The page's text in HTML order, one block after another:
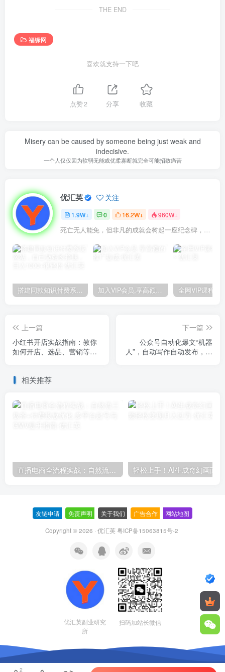
THE END
福缘网
喜欢就支持一下吧
点赞2 分享 收藏
Misery can be caused by someone being just weak and
indecisive.
一个人仅仅因为软弱无能或优柔寡断就完全可能招致痛苦
优汇英 关注
1.9W+ 0 16.2W+ 960W+
死亡无人能免，但非凡的成就会树起一座纪念碑，它将一直立到太阳冷却之时
搭建同款知识付费系统网站，自己做站长挣钱，日入1000+很轻松 加入VIP会员,享高额的推广提成
上一篇
小红书开店实战指南：教你
如何开店、选品、营销等，
下一篇
公众号自动化爆文“机器
人”，自动写作自动发布，解
相关推荐
直播电商全流程实战：自然流三板斧+付费投放优化,多平台起号与GMV提升指南
友链申请 免责声明 关于我们 广告合作 网站地图
Copyright © 2026 · 优汇英粤ICP备15063815号-2
优汇英副业研究
所
扫码加站长微信
2